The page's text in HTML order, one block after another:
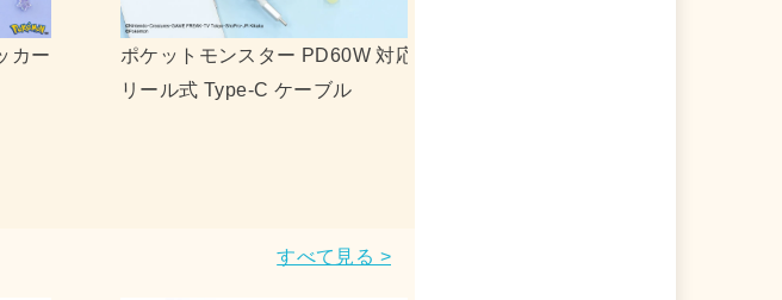
ポケットモンスター カードケース カードホ
ルダー ポケピース モクロー
すべて見る >